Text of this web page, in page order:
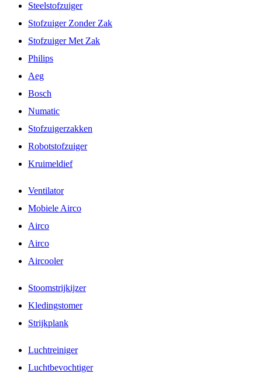
Steelstofzuiger
Stofzuiger Zonder Zak
Stofzuiger Met Zak
Philips
Aeg
Bosch
Numatic
Stofzuigerzakken
Robotstofzuiger
Kruimeldief
Ventilator
Mobiele Airco
Airco
Airco
Aircooler
Stoomstrijkijzer
Kledingstomer
Strijkplank
Luchtreiniger
Luchtbevochtiger